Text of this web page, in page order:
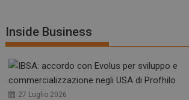
Inside Business
27 Luglio 2026